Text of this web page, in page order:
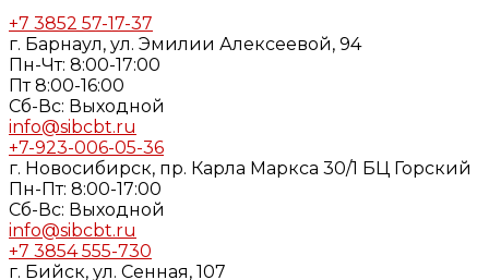
+7 3852 57-17-37
г. Барнаул, ул. Эмилии Алексеевой, 94
Пн-Чт: 8:00-17:00
Пт 8:00-16:00
Cб-Вс: Выходной
info@sibcbt.ru
+7-923-006-05-36
г. Новосибирск, пр. Карла Маркса 30/1 БЦ Горский
Пн-Пт: 8:00-17:00
Cб-Вс: Выходной
info@sibcbt.ru
+7 3854 555-730
г. Бийск, ул. Сенная, 107